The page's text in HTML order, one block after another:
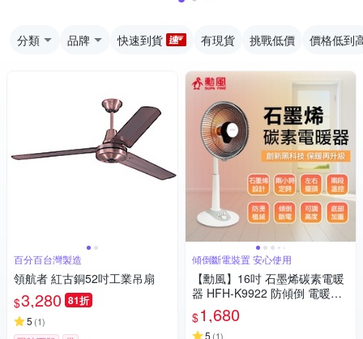
分類 品牌 快速到貨 有現貨 挑戰低價 價格低到
百分百台灣製造
領航者 紅古銅52吋工業吊扇
$3,280 81折
5 (1)
傾倒斷電裝置 安心使用
【勳風】16吋 石墨烯碳素電暖
器 HFH-K9922 防傾倒 電暖器
電暖爐 2檔調溫 3秒速熱 定時
快速暖房對抗寒流
$1,680
5 (1)